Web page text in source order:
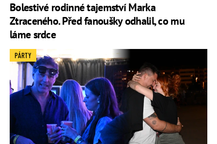
Bolestivé rodinné tajemství Marka
Ztraceného. Před fanoušky odhalil, co mu
láme srdce
PÁRTY